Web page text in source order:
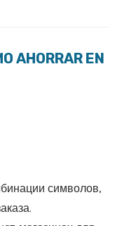
AHORRAR EN
символов,